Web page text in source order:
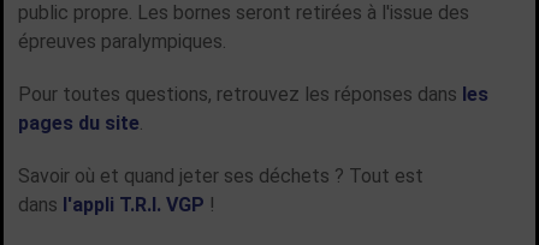
public propre. Les bornes seront retirées à l'issue des
épreuves paralympiques.
Pour toutes questions, retrouvez les réponses dans les
pages du site.
Savoir où et quand jeter ses déchets ? Tout est
dans l'appli T.R.I. VGP !